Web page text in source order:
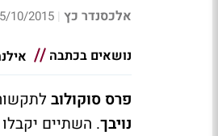
אלכסנדר כץ |
10/2015 13:43
נושאים בכתבה
פרס סוקולוב
נויבך. השתיים יקבלו את הפרס